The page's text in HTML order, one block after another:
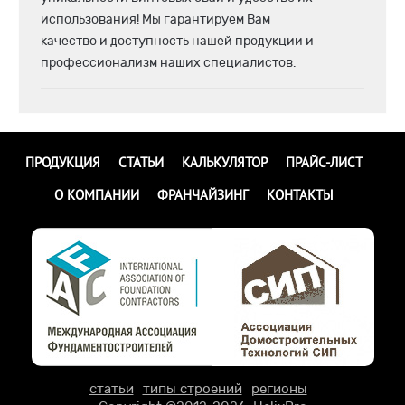
использования! Мы гарантируем Вам
качество и доступность нашей продукции и
профессионализм наших специалистов.
ПРОДУКЦИЯ СТАТЬИ КАЛЬКУЛЯТОР
ПРАЙС-ЛИСТ
О КОМПАНИИ
ФРАНЧАЙЗИНГ КОНТАКТЫ
статьи типы строений
регионы